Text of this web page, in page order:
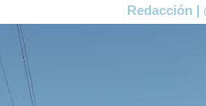
Redacción |